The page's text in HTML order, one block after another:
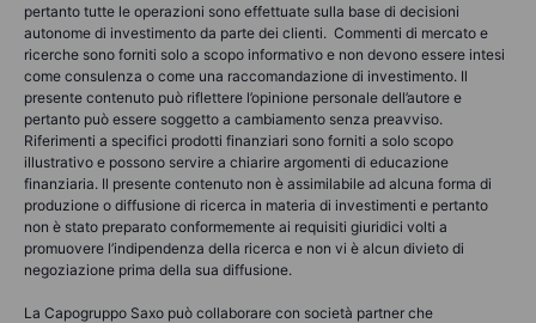
pertanto tutte le operazioni sono effettuate sulla base di decisioni
autonome di investimento da parte dei clienti. Commenti di mercato e
ricerche sono forniti solo a scopo informativo e non devono essere intesi
come consulenza o come una raccomandazione di investimento. Il
presente contenuto può riflettere l’opinione personale dell’autore e
pertanto può essere soggetto a cambiamento senza preavviso.
Riferimenti a specifici prodotti finanziari sono forniti a solo scopo
illustrativo e possono servire a chiarire argomenti di educazione
finanziaria. Il presente contenuto non è assimilabile ad alcuna forma di
produzione o diffusione di ricerca in materia di investimenti e pertanto
non è stato preparato conformemente ai requisiti giuridici volti a
promuovere l’indipendenza della ricerca e non vi è alcun divieto di
negoziazione prima della sua diffusione.
La Capogruppo Saxo può collaborare con società partner che